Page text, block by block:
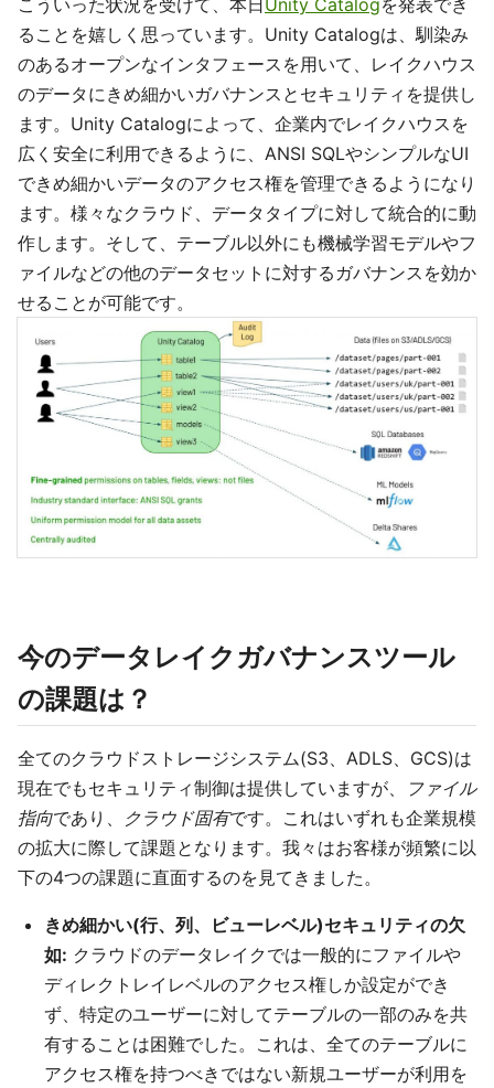
こういった状況を受けて、本日Unity Catalogを発表でき
ることを嬉しく思っています。Unity Catalogは、馴染み
のあるオープンなインタフェースを用いて、レイクハウス
のデータにきめ細かいガバナンスとセキュリティを提供し
ます。Unity Catalogによって、企業内でレイクハウスを
広く安全に利用できるように、ANSI SQLやシンプルなUI
できめ細かいデータのアクセス権を管理できるようになり
ます。様々なクラウド、データタイプに対して統合的に動
作します。そして、テーブル以外にも機械学習モデルやフ
ァイルなどの他のデータセットに対するガバナンスを効か
せることが可能です。
今のデータレイクガバナンスツール
の課題は？
全てのクラウドストレージシステム(S3、ADLS、GCS)は
現在でもセキュリティ制御は提供していますが、
ファイル
指向であり、 クラウド固有です。これはいずれも企業規模
の拡大に際して課題となります。我々はお客様が頻繁に以
下の4つの課題に直面するのを見てきました。
きめ細かい(行、列、ビューレベル)セキュリティの欠
如: クラウドのデータレイクでは一般的にファイルや
ディレクトレイレベルのアクセス権しか設定ができ
ず、特定のユーザーに対してテーブルの一部のみを共
有することは困難でした。これは、全てのテーブルに
アクセス権を持つべきではない新規ユーザーが利用を